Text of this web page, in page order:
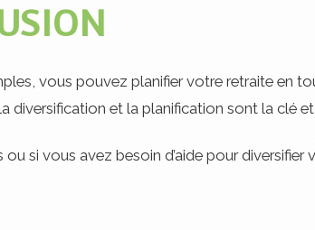
vous pouvez planifier votre retraite en
la diversification et la planification sont la clé
si vous avez besoin d’aide pour diversifier